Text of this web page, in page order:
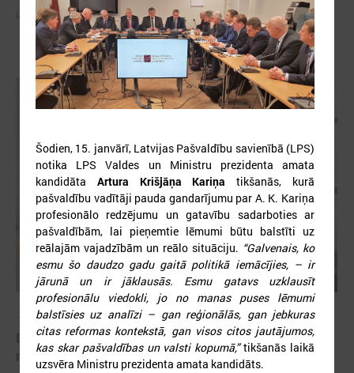
ZIŅAS LPS
2026. gada 30. jūlijs
Latvijas Pašvaldību savienības un Iekšlietu
ministrijas sarunas
Šodien, 15. janvārī, Latvijas Pašvaldību savienībā (LPS)
notika LPS Valdes un Ministru prezidenta amata
kandidāta Artura Krišjāņa Kariņa tikšanās, kurā
pašvaldību vadītāji pauda gandarījumu par A. K. Kariņa
profesionālo redzējumu un gatavību sadarboties ar
pašvaldībām, lai pieņemtie lēmumi būtu balstīti uz
reālajām vajadzībām un reālo situāciju. “Galvenais, ko
esmu šo daudzo gadu gaitā politikā iemācījies, – ir
jārunā un ir jāklausās. Esmu gatavs uzklausīt
profesionālu viedokli, jo no manas puses lēmumi
balstīsies uz analīzi – gan reģionālās, gan jebkuras
citas reformas kontekstā, gan visos citos jautājumos,
kas skar pašvaldības un valsti kopumā,”tikšanās laikā
uzsvēra Ministru prezidenta amata kandidāts.